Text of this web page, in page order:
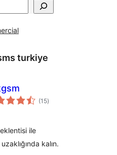
turkiye
(15ការ
វាយ
)
ile
uzaklığında kalın.